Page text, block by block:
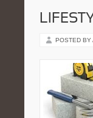
POSTED BY